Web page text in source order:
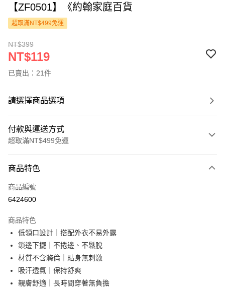
【ZF0501】《約翰家庭百貨
超取滿NT$499免運
NT$399
NT$119
已賣出：21件
請選擇商品選項
付款與運送方式
超取滿NT$499免運
信用卡一次付款
超商取貨付款
Apple Pay
街口支付
悠遊付
AFTEE先享後付
商品特色
商品編號
6424600
商品特色
低領口設計｜搭配外衣不易外露
鎖邊下擺｜不捲邊、不鬆脫
材質不含滌倫｜貼身無刺激
吸汗透氣｜保持舒爽
親膚舒適｜長時間穿著無負擔